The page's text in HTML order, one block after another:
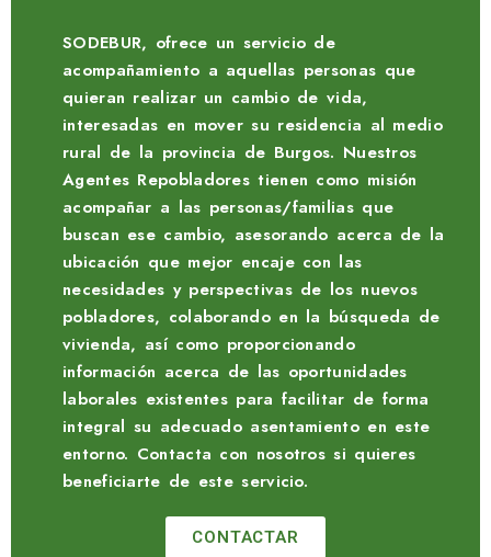
SODEBUR, ofrece un servicio de
acompañamiento a aquellas personas que
quieran realizar un cambio de vida,
interesadas en mover su residencia al medio
rural de la provincia de Burgos. Nuestros
Agentes Repobladores tienen como misión
acompañar a las personas/familias que
buscan ese cambio, asesorando acerca de la
ubicación que mejor encaje con las
necesidades y perspectivas de los nuevos
pobladores, colaborando en la búsqueda de
vivienda, así como proporcionando
información acerca de las oportunidades
laborales existentes para facilitar de forma
integral su adecuado asentamiento en este
entorno. Contacta con nosotros si quieres
beneficiarte de este servicio.
CONTACTAR